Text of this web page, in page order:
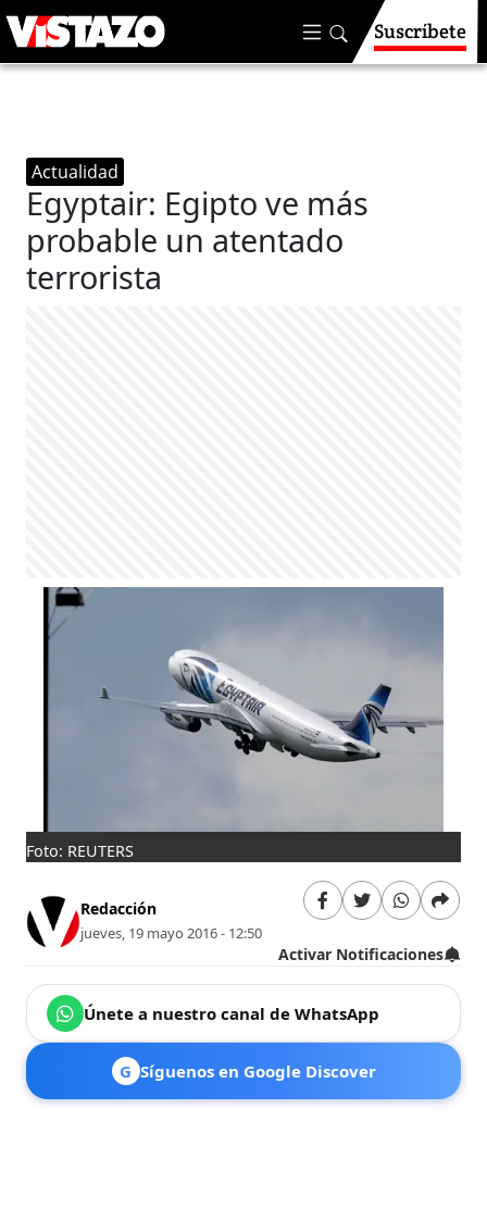
Suscríbete
Actualidad
Egyptair: Egipto ve más
probable un atentado
terrorista
Foto: REUTERS
Redacción
jueves, 19 mayo 2016 - 12:50
Activar Notificaciones
Únete a nuestro canal de WhatsApp
G Síguenos en Google Discover